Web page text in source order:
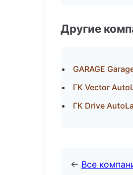
Другие
GARAGE
ГК Vector
ГК Drive
← Все